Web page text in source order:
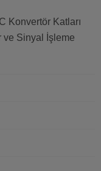
Konvertör Katları
ve Sinyal İşleme